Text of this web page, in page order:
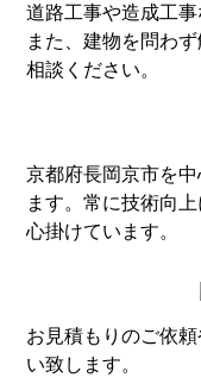
道路工事や造成工
また、建物を問わ
相談ください。
京都府長岡京市を
ます。常に技術向
心掛けています。
お見積もりのご依
い致します。